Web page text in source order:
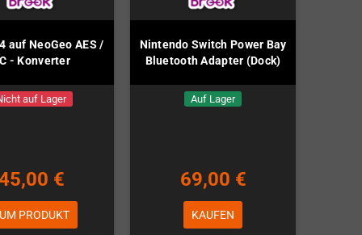
auf NeoGeo AES /
- Konverter
auf Lager
€
PRODUKT
Nintendo Switch Power Bay
Bluetooth Adapter (Dock)
Auf Lager
69,00 €
KAUFEN